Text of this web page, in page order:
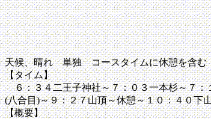
天候、晴れ 単独 コースタイムに休憩を含む
【タイム】
６：３４二王子神社～７：０３一本杉～７：
(八合目)～９：２７山頂～休憩～１０：４０下
【概要】